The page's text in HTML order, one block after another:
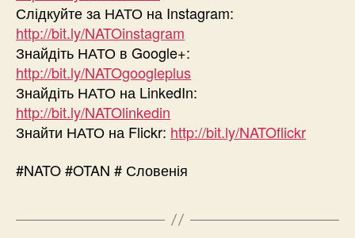
Слідкуйте за НАТО на Instagram:
http://bit.ly/NATOinstagram
Знайдіть НАТО в Google+:
http://bit.ly/NATOgoogleplus
Знайдіть НАТО на LinkedIn:
http://bit.ly/NATOlinkedin
Знайти НАТО на Flickr: http://bit.ly/NATOflickr
#NATO #OTAN # Словенія